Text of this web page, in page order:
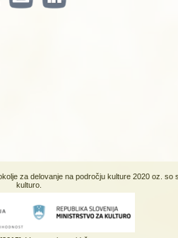
za delovanje na področju kulture 2020 oz.
kulturo.